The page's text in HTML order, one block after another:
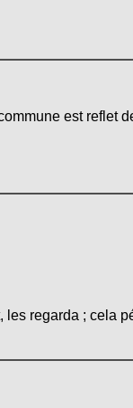
est reflet
regarda ; cela